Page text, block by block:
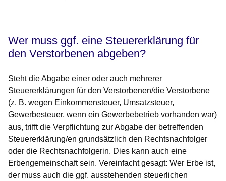
Wer muss ggf. eine Steuererklärung für
den Verstorbenen abgeben?
Steht die Abgabe einer oder auch mehrerer
Steuererklärungen für den Verstorbenen/die Verstorbene
(z. B. wegen Einkommensteuer, Umsatzsteuer,
Gewerbesteuer, wenn ein Gewerbebetrieb vorhanden war)
aus, trifft die Verpflichtung zur Abgabe der betreffenden
Steuererklärung/en grundsätzlich den Rechtsnachfolger
oder die Rechtsnachfolgerin. Dies kann auch eine
Erbengemeinschaft sein. Vereinfacht gesagt: Wer Erbe ist,
der muss auch die ggf. ausstehenden steuerlichen